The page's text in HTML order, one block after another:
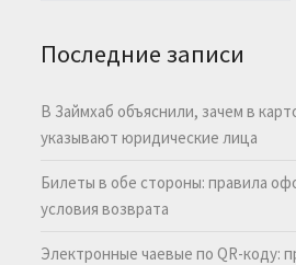
Последние записи
В Займхаб объяснили, зачем в
указывают юридические лица
Билеты в обе стороны: правила
условия возврата
Электронные чаевые по QR-коду: